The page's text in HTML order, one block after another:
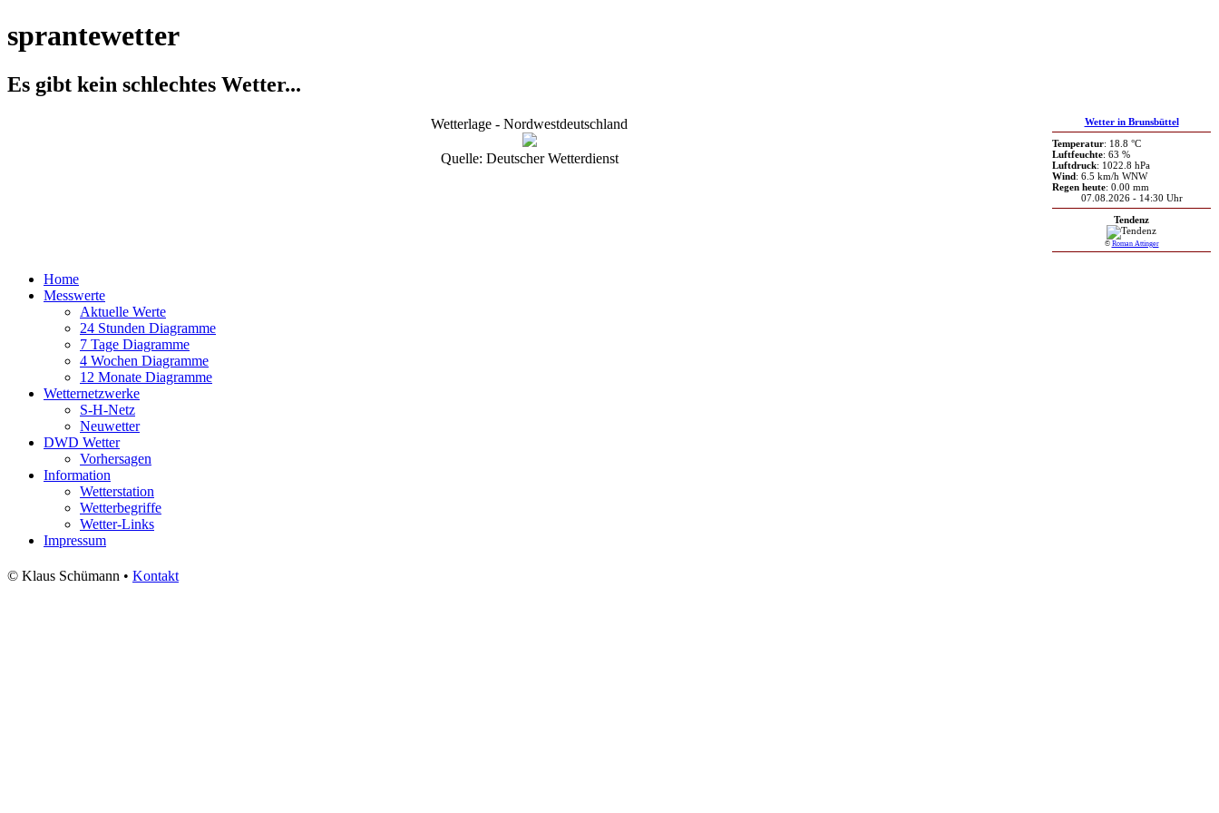
sprantewetter
Es gibt kein schlechtes Wetter...
Wetterlage - Nordwestdeutschland
Quelle: Deutscher Wetterdienst
Wetter in Brunsbüttel
Temperatur: 18.8 °C
Luftfeuchte: 63 %
Luftdruck: 1022.8 hPa
Wind: 6.5 km/h WNW
Regen heute: 0.00 mm
07.08.2026 - 14:30 Uhr
Tendenz
© Roman Attinger
Home
Messwerte
Aktuelle Werte
24 Stunden Diagramme
7 Tage Diagramme
4 Wochen Diagramme
12 Monate Diagramme
Wetternetzwerke
S-H-Netz
Neuwetter
DWD Wetter
Vorhersagen
Information
Wetterstation
Wetterbegriffe
Wetter-Links
Impressum
© Klaus Schümann • Kontakt